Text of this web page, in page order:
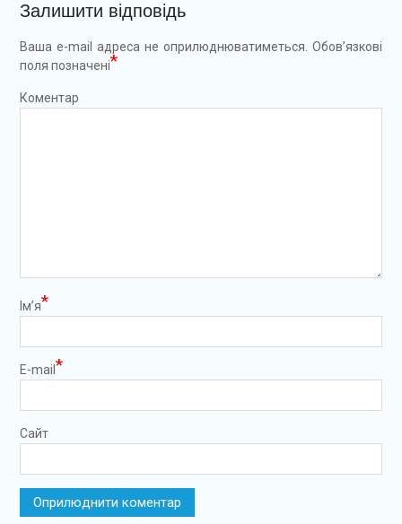
Залишити відповідь
Ваша e-mail адреса не оприлюднюватиметься. Обов’язкові
поля позначені*
Коментар
Ім’я*
E-mail *
Сайт